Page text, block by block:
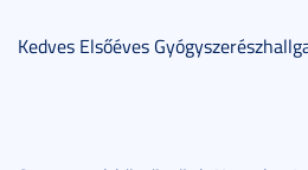
Kedves Elsőéves